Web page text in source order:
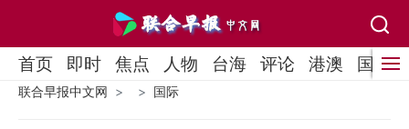
首页 即时 焦点 人物 台海 评论 港澳 国际
联合早报中文网 国际